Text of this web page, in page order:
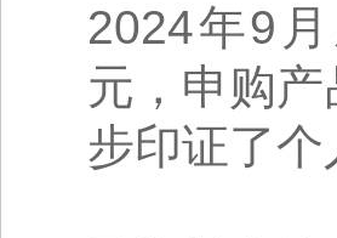
2024年9
元，申购
步印证了